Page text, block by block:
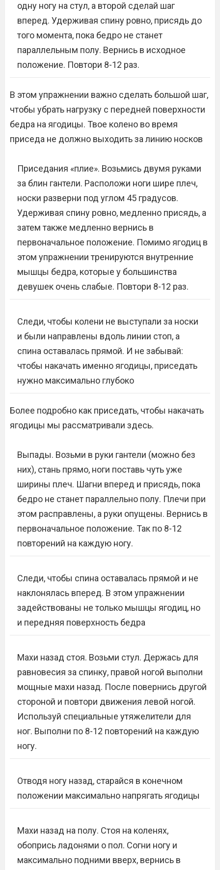
одну ногу на стул, а второй сделай шаг
вперед. Удерживая спину ровно, присядь до
того момента, пока бедро не станет
параллельным полу. Вернись в исходное
положение. Повтори 8-12 раз.
В этом упражнении важно сделать большой шаг,
чтобы убрать нагрузку с передней поверхности
бедра на ягодицы. Твое колено во время
приседа не должно выходить за линию носков
Приседания «плие». Возьмись двумя руками
за блин гантели. Расположи ноги шире плеч,
носки разверни под углом 45 градусов.
Удерживая спину ровно, медленно присядь, а
затем также медленно вернись в
первоначальное положение. Помимо ягодиц в
этом упражнении тренируются внутренние
мышцы бедра, которые у большинства
девушек очень слабые. Повтори 8-12 раз.
Следи, чтобы колени не выступали за носки
и были направлены вдоль линии стоп, а
спина оставалась прямой. И не забывай:
чтобы накачать именно ягодицы, приседать
нужно максимально глубоко
Более подробно как приседать, чтобы накачать
ягодицы мы рассматривали здесь.
Выпады. Возьми в руки гантели (можно без
них), стань прямо, ноги поставь чуть уже
ширины плеч. Шагни вперед и присядь, пока
бедро не станет параллельно полу. Плечи при
этом расправлены, а руки опущены. Вернись в
первоначальное положение. Так по 8-12
повторений на каждую ногу.
Следи, чтобы спина оставалась прямой и не
наклонялась вперед. В этом упражнении
задействованы не только мышцы ягодиц, но
и передняя поверхность бедра
Махи назад стоя. Возьми стул. Держась для
равновесия за спинку, правой ногой выполни
мощные махи назад. После повернись другой
стороной и повтори движения левой ногой.
Используй специальные утяжелители для
ног. Выполни по 8-12 повторений на каждую
ногу.
Отводя ногу назад, старайся в конечном
положении максимально напрягать ягодицы
Махи назад на полу. Стоя на коленях,
обопрись ладонями о пол. Согни ногу и
максимально подними вверх, вернись в